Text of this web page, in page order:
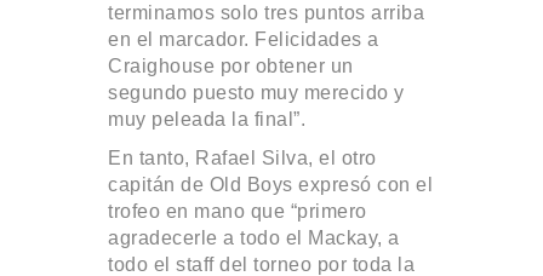
terminamos solo tres puntos arriba
en el marcador. Felicidades a
Craighouse por obtener un
segundo puesto muy merecido y
muy peleada la final”.
En tanto, Rafael Silva, el otro
capitán de Old Boys expresó con el
trofeo en mano que “primero
agradecerle a todo el Mackay, a
todo el staff del torneo por toda la